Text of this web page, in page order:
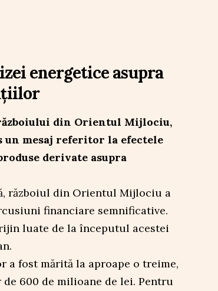
energetice asupra
din Orientul Mijlociu,
mesaj referitor la efectele
derivate asupra
războiul din Orientul Mijlociu a
financiare semnificative.
luate de la începutul acestei
a fost mărită la aproape o treime,
600 de milioane de lei. Pentru